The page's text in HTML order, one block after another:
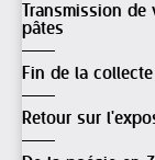
Transmission
pâtes
Fin de la
Retour sur